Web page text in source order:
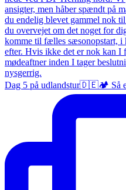
Dag 5 på udlandstur🇩🇪🏕️ Så